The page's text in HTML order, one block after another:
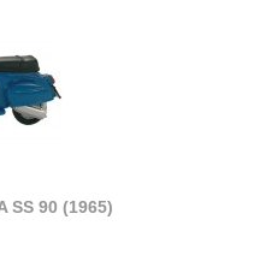
SS 90 (1965)